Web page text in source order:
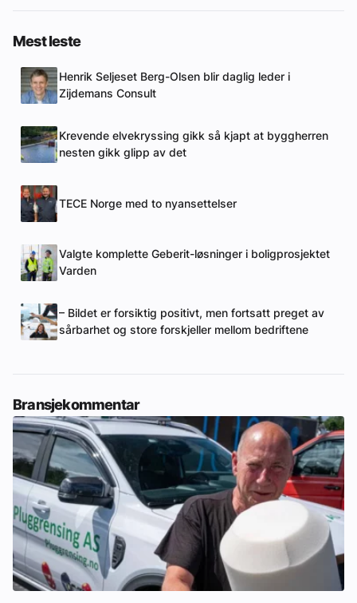
Mest leste
Henrik Seljeset Berg-Olsen blir daglig leder i
Zijdemans Consult
Krevende elvekryssing gikk så kjapt at byggherren
nesten gikk glipp av det
TECE Norge med to nyansettelser
Valgte komplette Geberit-løsninger i boligprosjektet
Varden
– Bildet er forsiktig positivt, men fortsatt preget av
sårbarhet og store forskjeller mellom bedriftene
Bransjekommentar